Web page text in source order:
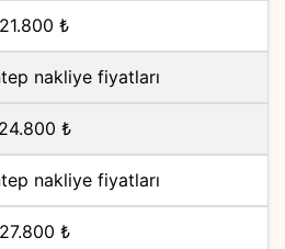
21.800 ₺
nakliye fiyatları
24.800 ₺
nakliye fiyatları
27.800 ₺